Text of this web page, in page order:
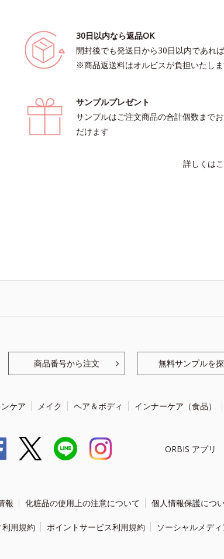
30日以内なら返品OK
開封後でも発送日から30日以内であれ
※商品返送料はオルビスが負担いたし
サンプルプレゼント
サンプルはご注文商品の合計個数まで
だけます
詳しくは
商品番号から注文 無料サンプルを
ケア メイク ヘア＆ボディ インナーケア（食品）
ORBIS アプリ
報 化粧品の使用上の注意について 個人情報保護につ
用規約 ポイントサービス利用規約 ソーシャルメデ